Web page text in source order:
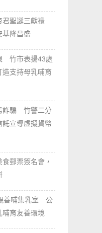
君聖誕三獻禮
基隆昌盛
竹市表揚43處
支持母乳哺育
詐騙 竹警二分
託宣導虛擬貨幣
郵票簽名會，
善哺集乳室 公
哺育友善環境